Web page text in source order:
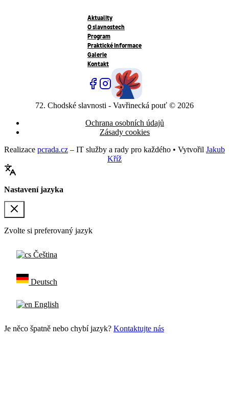
Aktuality
O slavnostech
Program
Praktické informace
Galerie
Kontakt
72. Chodské slavnosti - Vavřinecká pouť © 2026
Ochrana osobních údajů
Zásady cookies
Realizace pcrada.cz – IT služby a rady pro každého • Vytvořil Jakub
Kříž
Nastavení jazyka
Zvolte si preferovaný jazyk
Čeština
Deutsch
English
Je něco špatně nebo chybí jazyk? Kontaktujte nás